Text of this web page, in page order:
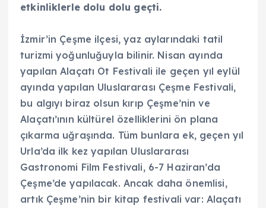
etkinliklerle dolu dolu geçti.
İzmir’in Çeşme ilçesi, yaz aylarındaki tatil
turizmi yoğunluğuyla bilinir. Nisan ayında
yapılan Alaçatı Ot Festivali ile geçen yıl eylül
ayında yapılan Uluslararası Çeşme Festivali,
bu algıyı biraz olsun kırıp Çeşme’nin ve
Alaçatı’ının kültürel özelliklerini ön plana
çıkarma uğraşında. Tüm bunlara ek, geçen yıl
Urla’da ilk kez yapılan Uluslararası
Gastronomi Film Festivali, 6-7 Haziran’da
Çeşme’de yapılacak. Ancak daha önemlisi,
artık Çeşme’nin bir kitap festivali var: Alaçatı